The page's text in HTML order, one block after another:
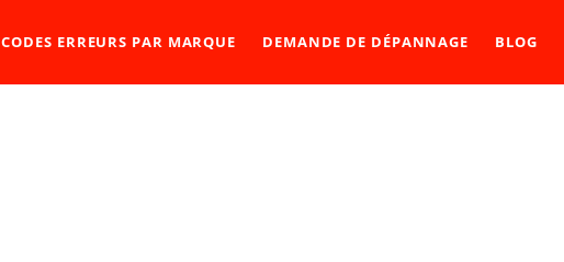
CODES ERREURS PAR MARQUE DEMANDE DE DÉPANNAGE BLOG